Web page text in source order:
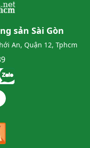
sản Sài Gòn
An, Quận 12, Tphcm